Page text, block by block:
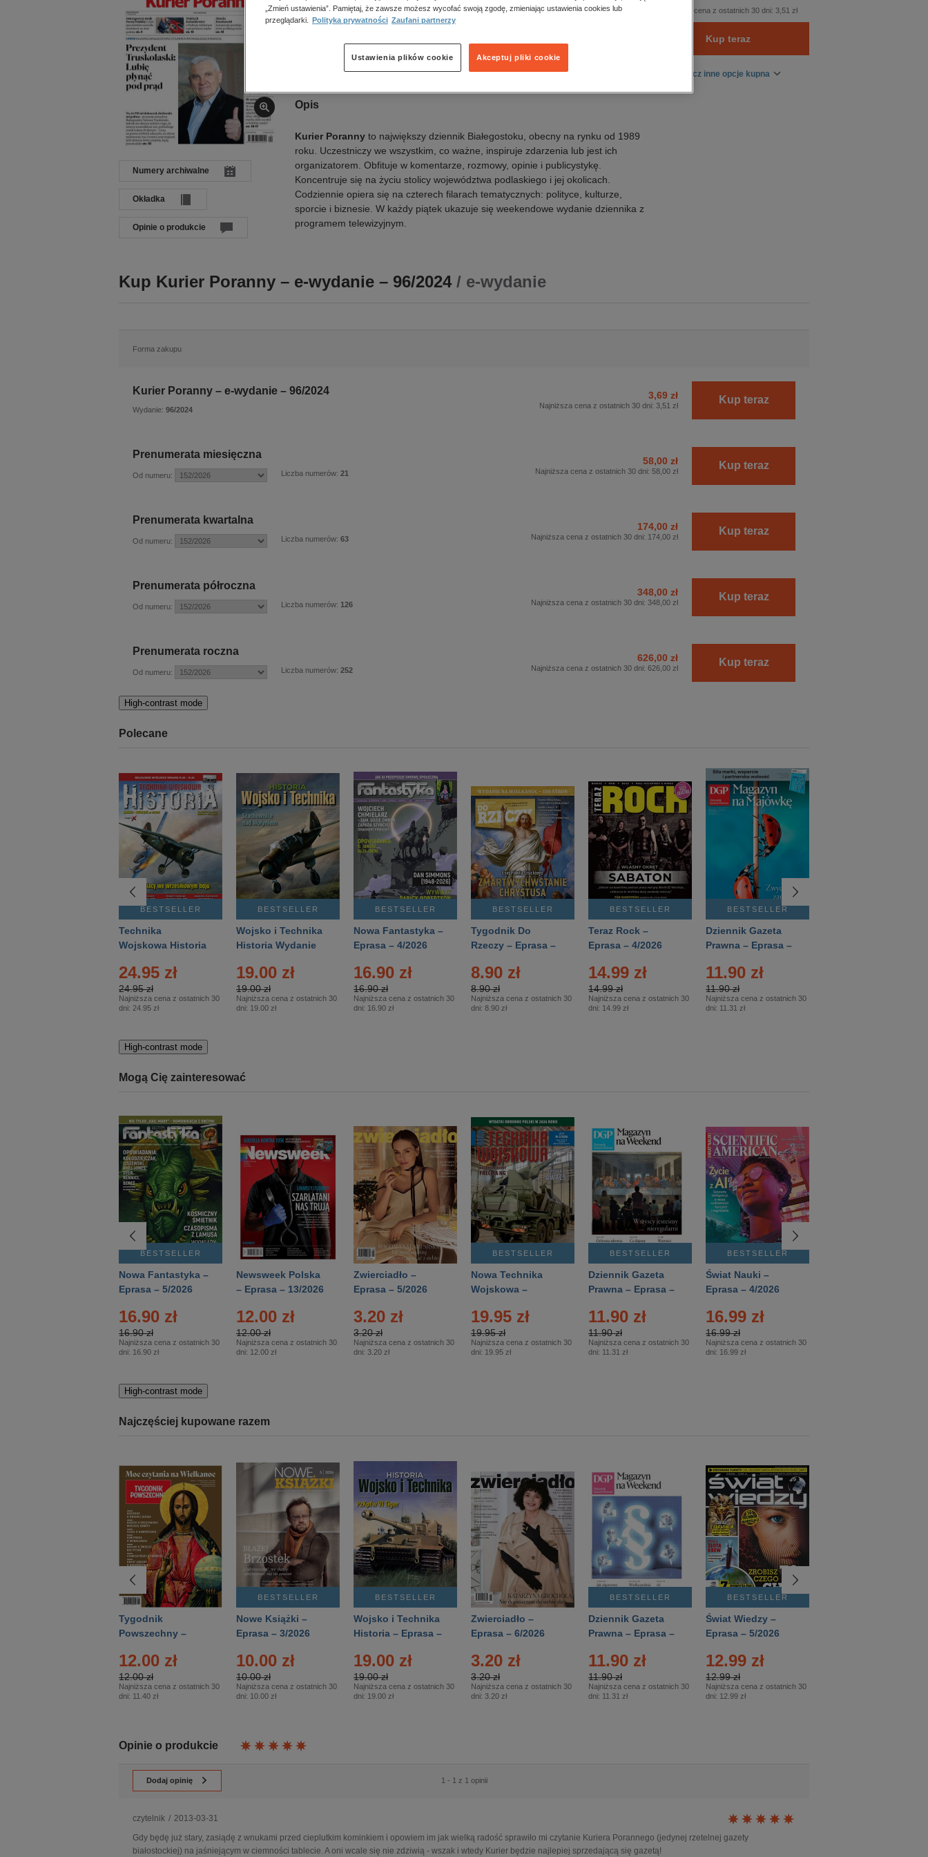
Numery archiwalne
Okładka
Opinie o produkcie
Data wydania:
17.05.2024
Język publikacji:polski
Opis
Kurier Poranny to największy dziennik Białegostoku, obecny na rynku od 1989
roku. Uczestniczy we wszystkim, co ważne, inspiruje zdarzenia lub jest ich
organizatorem. Obfituje w komentarze, rozmowy, opinie i publicystykę.
Koncentruje się na życiu stolicy województwa podlaskiego i jej okolicach.
Codziennie opiera się na czterech filarach tematycznych: polityce, kulturze,
sporcie i biznesie. W każdy piątek ukazuje się weekendowe wydanie dziennika z
programem telewizyjnym.
Najniższa cena z ostatnich 30 dni: 3,51 zł
Kup teraz
Zobacz inne opcje kupna
Kup Kurier Poranny – e-wydanie – 96/2024 / e-wydanie
Forma zakupu
Kurier Poranny – e-wydanie – 96/2024
Wydanie: 96/2024
3,69 zł
Najniższa cena z ostatnich 30 dni: 3,51 zł Kup teraz
Prenumerata miesięczna
Od numeru: Liczba numerów: 21
58,00 zł
Najniższa cena z ostatnich 30 dni: 58,00 zł Kup teraz
Prenumerata kwartalna
Od numeru: Liczba numerów: 63
174,00 zł
Najniższa cena z ostatnich 30 dni: 174,00 zł Kup teraz
Prenumerata półroczna
Od numeru: Liczba numerów: 126
348,00 zł
Najniższa cena z ostatnich 30 dni: 348,00 zł Kup teraz
Prenumerata roczna
Od numeru: Liczba numerów: 252
626,00 zł
Najniższa cena z ostatnich 30 dni: 626,00 zł Kup teraz
High-contrast mode
Polecane
BESTSELLER
Technika
Wojskowa Historia
24.95 zł
24.95 zł
Najniższa cena z ostatnich 30
dni: 24.95 zł
BESTSELLER
Wojsko i Technika
Historia Wydanie
– 2/2026
19.00 zł
19.00 zł
Najniższa cena z ostatnich 30
dni: 19.00 zł
BESTSELLER
Nowa Fantastyka –
Eprasa – 4/2026
16.90 zł
16.90 zł
Najniższa cena z ostatnich 30
dni: 16.90 zł
BESTSELLER
Tygodnik Do
Rzeczy – Eprasa –
8.90 zł
8.90 zł
Najniższa cena z ostatnich 30
dni: 8.90 zł
BESTSELLER
Teraz Rock –
Eprasa – 4/2026
14.99 zł
14.99 zł
Najniższa cena z ostatnich 30
dni: 14.99 zł
BESTSELLER
Dziennik Gazeta
Prawna – Eprasa –
11.90 zł
11.90 zł
Najniższa cena z ostatnich 30
dni: 11.31 zł
High-contrast mode
Mogą Cię zainteresować
BESTSELLER
Nowa Fantastyka –
Eprasa – 5/2026
16.90 zł
16.90 zł
Najniższa cena z ostatnich 30
dni: 16.90 zł
Newsweek Polska
– Eprasa – 13/2026
12.00 zł
12.00 zł
Najniższa cena z ostatnich 30
dni: 12.00 zł
Zwierciadło –
Eprasa – 5/2026
3.20 zł
3.20 zł
Najniższa cena z ostatnich 30
dni: 3.20 zł
BESTSELLER
Nowa Technika
Wojskowa –
19.95 zł
19.95 zł
Najniższa cena z ostatnich 30
dni: 19.95 zł
BESTSELLER
Dziennik Gazeta
Prawna – Eprasa –
11.90 zł
11.90 zł
Najniższa cena z ostatnich 30
dni: 11.31 zł
BESTSELLER
Świat Nauki –
Eprasa – 4/2026
16.99 zł
16.99 zł
Najniższa cena z ostatnich 30
dni: 16.99 zł
High-contrast mode
Najczęściej kupowane razem
Tygodnik
Powszechny –
12.00 zł
12.00 zł
Najniższa cena z ostatnich 30
dni: 11.40 zł
BESTSELLER
Nowe Książki –
Eprasa – 3/2026
10.00 zł
10.00 zł
Najniższa cena z ostatnich 30
dni: 10.00 zł
BESTSELLER
Wojsko i Technika
Historia – Eprasa –
19.00 zł
19.00 zł
Najniższa cena z ostatnich 30
dni: 19.00 zł
Zwierciadło –
Eprasa – 6/2026
3.20 zł
3.20 zł
Najniższa cena z ostatnich 30
dni: 3.20 zł
BESTSELLER
Dziennik Gazeta
Prawna – Eprasa –
11.90 zł
11.90 zł
Najniższa cena z ostatnich 30
dni: 11.31 zł
BESTSELLER
Świat Wiedzy –
Eprasa – 5/2026
12.99 zł
12.99 zł
Najniższa cena z ostatnich 30
dni: 12.99 zł
Opinie o produkcie
Dodaj opinię 1 - 1 z 1 opinii
czytelnik / 2013-03-31
Gdy będę już stary, zasiądę z wnukami przed cieplutkim kominkiem i opowiem im jak wielką radość sprawiło mi czytanie Kuriera Porannego (jedynej rzetelnej gazety
białostockiej) na jaśniejącym w ciemności tablecie. A oni wcale się nie zdziwią - wszak i wtedy Kurier będzie najlepiej sprzedającą się gazetą!
„Zmień ustawienia”. Pamiętaj, że zawsze możesz wycofać swoją zgodę, zmieniając ustawienia cookies lub
przeglądarki.
Polityka prywatności Zaufani partnerzy
Akceptuj pliki cookie
Ustawienia plików cookie